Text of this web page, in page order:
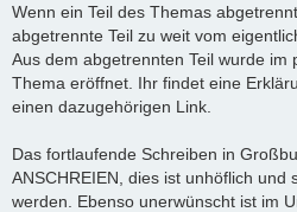
Wenn ein Teil des Themas
abgetrennte Teil zu weit vom
Aus dem abgetrennten Teil wurde im
Thema eröffnet. Ihr findet eine
einen dazugehörigen Link.
Das fortlaufende Schreiben in
ANSCHREIEN, dies ist unhöflich und
werden. Ebenso unerwünscht ist im